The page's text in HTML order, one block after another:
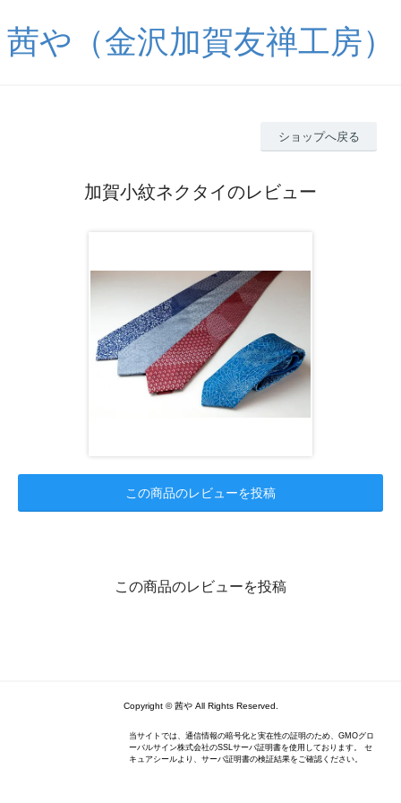
茜や（金沢加賀友禅工房）
ショップへ戻る
加賀小紋ネクタイのレビュー
この商品のレビューを投稿
この商品のレビューを投稿
Copyright © 茜や All Rights Reserved.
当サイトでは、通信情報の暗号化と実在性の証明のため、GMOグロ
ーバルサイン株式会社のSSLサーバ証明書を使用しております。 セ
キュアシールより、サーバ証明書の検証結果をご確認ください。